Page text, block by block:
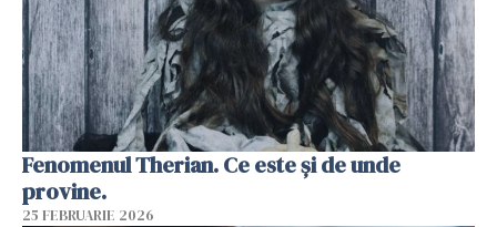
Fenomenul Therian. Ce este și de unde
provine.
25 FEBRUARIE 2026